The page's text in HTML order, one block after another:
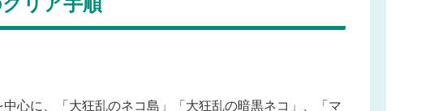
心に、「大狂乱のネコ島」「大狂乱の暗黒ネコ」、「マ